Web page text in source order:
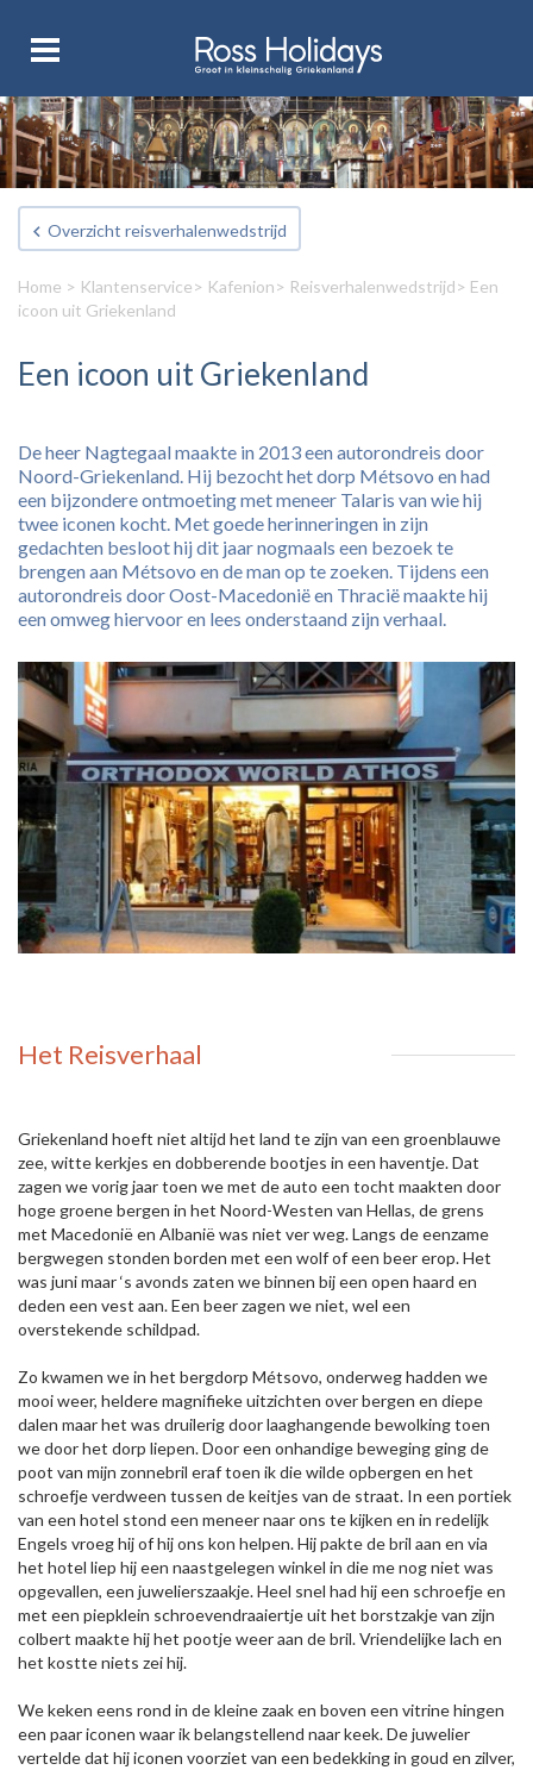
Overzicht reisverhalenwedstrijd
Home > Klantenservice> Kafenion> Reisverhalenwedstrijd> Een
icoon uit Griekenland
Een icoon uit Griekenland
De heer Nagtegaal maakte in 2013 een autorondreis door
Noord-Griekenland. Hij bezocht het dorp Métsovo en had
een bijzondere ontmoeting met meneer Talaris van wie hij
twee iconen kocht. Met goede herinneringen in zijn
gedachten besloot hij dit jaar nogmaals een bezoek te
brengen aan Métsovo en de man op te zoeken. Tijdens een
autorondreis door Oost-Macedonië en Thracië maakte hij
een omweg hiervoor en lees onderstaand zijn verhaal.
Het Reisverhaal
Griekenland hoeft niet altijd het land te zijn van een groenblauwe
zee, witte kerkjes en dobberende bootjes in een haventje. Dat
zagen we vorig jaar toen we met de auto een tocht maakten door
hoge groene bergen in het Noord-Westen van Hellas, de grens
met Macedonië en Albanië was niet ver weg. Langs de eenzame
bergwegen stonden borden met een wolf of een beer erop. Het
was juni maar ‘s avonds zaten we binnen bij een open haard en
deden een vest aan. Een beer zagen we niet, wel een
overstekende schildpad.
Zo kwamen we in het bergdorp Métsovo, onderweg hadden we
mooi weer, heldere magnifieke uitzichten over bergen en diepe
dalen maar het was druilerig door laaghangende bewolking toen
we door het dorp liepen. Door een onhandige beweging ging de
poot van mijn zonnebril eraf toen ik die wilde opbergen en het
schroefje verdween tussen de keitjes van de straat. In een portiek
van een hotel stond een meneer naar ons te kijken en in redelijk
Engels vroeg hij of hij ons kon helpen. Hij pakte de bril aan en via
het hotel liep hij een naastgelegen winkel in die me nog niet was
opgevallen, een juwelierszaakje. Heel snel had hij een schroefje en
met een piepklein schroevendraaiertje uit het borstzakje van zijn
colbert maakte hij het pootje weer aan de bril. Vriendelijke lach en
het kostte niets zei hij.
We keken eens rond in de kleine zaak en boven een vitrine hingen
een paar iconen waar ik belangstellend naar keek. De juwelier
vertelde dat hij iconen voorziet van een bedekking in goud en zilver,